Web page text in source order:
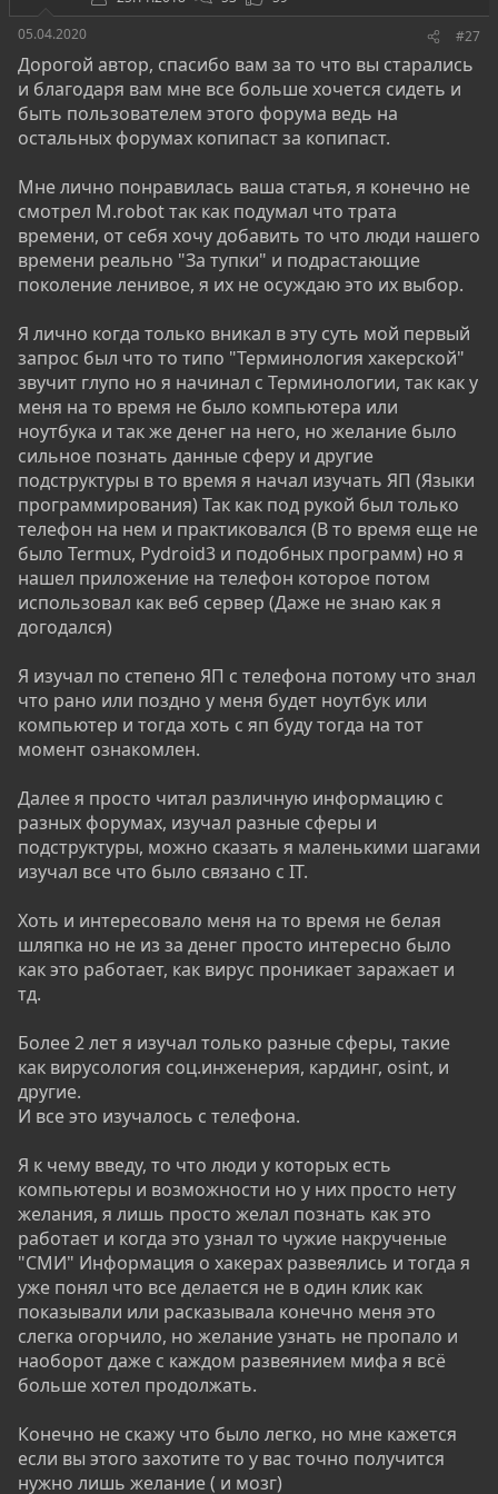
администрирование, всеми любимый аудит уровня
защищенности инфраструктуры. Нужно найти свою
стязю, которая будет не рутинной, а увлечением.
Свет клином не сошелся на этом ИБ, не нужно
делать упор только на это. Тест кто ты в IT?
базовые знанияинформационной гигиены
3. Определились чего хотим. Вот хотим именно
безопасниками быть. С чего начать?​
А начать с самих основ. Как работает сама
структура Интернета. Все об сетях, сетевые
протоколы: UDP / TCP / DNS / ARP. Изучить
оборудование. Есть такой старый курс на Youtube
по администрированию, хоть проблемы со звуком,
но все равно очень хороший, где бородатый админ
рассказывает про все это - Курс. После чего идем
изучать Linux. Это наш основной инструмент,
который откроет практически все двери и
возможности. Свободная, гибкая и максимально
универсальная система. Овладев этой системой в
полной мере, можно творить ту самую "магию
пентеста". А не бороться с системой, пытаясь
обновиться. Да и не только для пентеста, Linux сам
по себе очень приятен, я бы даже сказал, эта
система развивает своего пользователя, помогает
реализовывать задумки, и двигаться дальше.
Самый быстрый способ освоения, достаточно
болезненный, это установить Linux своей основной
системой, и начать решать все возникшие
проблемы и трудности. Которые, несомненно
появятся. Если по каким то причинам нет
возможности установить, то для начала просто
ставим себе дистрибут второй системой или на
другой девайс, а также можно на флешку. Советую
выбирать Debian, но это уже на ваше усмотрение , и
работаем за ним, появляется какая-то потребность,
например: "Хочу себе установить pidgin". Что
делаем? Идем и гуглим (Гуглить тоже нужно уметь, и
об этом мы тоже поговорим), как устанавливать
программы в Debian. Читаем изучаем механизм
установки, устанавливаем, и по итогу уже умеем
устанавливать программы! Так шаг за шагом мы
изучим эту систему. Также можно поизучать
структуру Windows, чтобы уметь и в ней
ориентироваться и понимать принцип работы
системы, ее файловую систему, где что храниться.
4. Как правильно учиться и структурировать
информацию для ИБ?​
На этапе №3 уже присутствует свободное плавание.
То есть мы самостоятельно ищем векторы развития
и обучения. Но чтобы не было каши, а также не
хватались за все подряд. Как зачастую делают
новички. Мы должны четко структурировать план
изучения. Тут есть несколько основных правил:
того же Linux постепенно. Например: Сначала
изучаем базовые методы работы-
Перемещение файлов, распаковка, запись
05.04.2020
#27
Дорогой автор, спасибо вам за то что вы старались
и благодаря вам мне все больше хочется сидеть и
быть пользователем этого форума ведь на
остальных форумах копипаст за копипаст.
Мне лично понравилась ваша статья, я конечно не
смотрел M.robot так как подумал что трата
времени, от себя хочу добавить то что люди нашего
времени реально "За тупки" и подрастающие
поколение ленивое, я их не осуждаю это их выбор.
Я лично когда только вникал в эту суть мой первый
запрос был что то типо "Терминология хакерской"
звучит глупо но я начинал с Терминологии, так как у
меня на то время не было компьютера или
ноутбука и так же денег на него, но желание было
сильное познать данные сферу и другие
подструктуры в то время я начал изучать ЯП (Языки
программирования) Так как под рукой был только
телефон на нем и практиковался (В то время еще не
было Termux, Pydroid3 и подобных программ) но я
нашел приложение на телефон которое потом
использовал как веб сервер (Даже не знаю как я
догодался)
Я изучал по степено ЯП с телефона потому что знал
что рано или поздно у меня будет ноутбук или
компьютер и тогда хоть с яп буду тогда на тот
момент ознакомлен.
Далее я просто читал различную информацию с
разных форумах, изучал разные сферы и
подструктуры, можно сказать я маленькими шагами
изучал все что было связано с IT.
Хоть и интересовало меня на то время не белая
шляпка но не из за денег просто интересно было
как это работает, как вирус проникает заражает и
тд.
Более 2 лет я изучал только разные сферы, такие
как вирусология соц.инженерия, кардинг, osint, и
другие.
И все это изучалось с телефона.
Я к чему введу, то что люди у которых есть
компьютеры и возможности но у них просто нету
желания, я лишь просто желал познать как это
работает и когда это узнал то чужие накрученые
"СМИ" Информация о хакерах развеялись и тогда я
уже понял что все делается не в один клик как
показывали или расказывала конечно меня это
слегка огорчило, но желание узнать не пропало и
наоборот даже с каждом развеянием мифа я всё
больше хотел продолжать.
Конечно не скажу что было легко, но мне кажется
если вы этого захотите то у вас точно получится
нужно лишь желание ( и мозг)